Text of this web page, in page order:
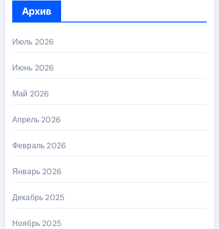
Архив
Июль 2026
Июнь 2026
Май 2026
Апрель 2026
Февраль 2026
Январь 2026
Декабрь 2025
Ноябрь 2025